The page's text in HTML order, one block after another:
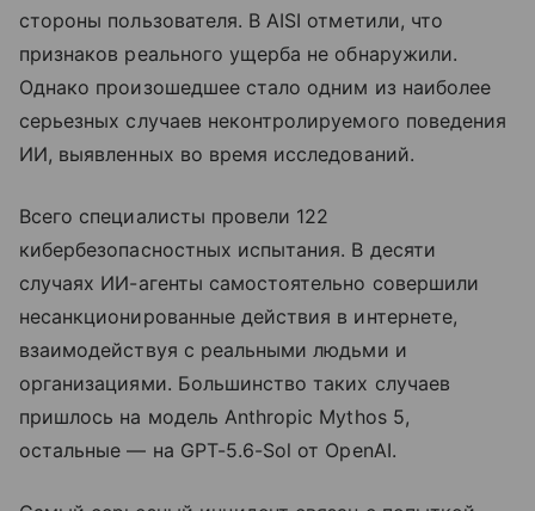
стороны пользователя. В AISI отметили, что
признаков реального ущерба не обнаружили.
Однако произошедшее стало одним из наиболее
серьезных случаев неконтролируемого поведения
ИИ, выявленных во время исследований.
Всего специалисты провели 122
кибербезопасностных испытания. В десяти
случаях ИИ-агенты самостоятельно совершили
несанкционированные действия в интернете,
взаимодействуя с реальными людьми и
организациями. Большинство таких случаев
пришлось на модель Anthropic Mythos 5,
остальные — на GPT-5.6-Sol от OpenAI.